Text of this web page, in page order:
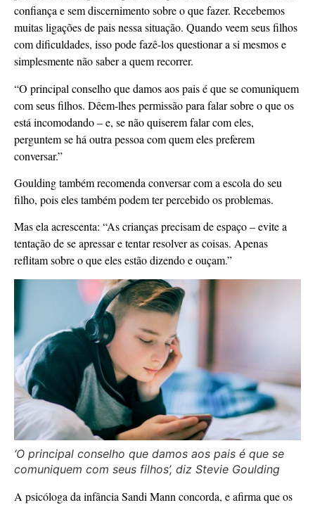
confiança e sem discernimento sobre o que fazer. Recebemos
muitas ligações de pais nessa situação. Quando veem seus filhos
com dificuldades, isso pode fazê-los questionar a si mesmos e
simplesmente não saber a quem recorrer.
“O principal conselho que damos aos pais é que se comuniquem
com seus filhos. Dêem-lhes permissão para falar sobre o que os
está incomodando – e, se não quiserem falar com eles,
perguntem se há outra pessoa com quem eles preferem
conversar.”
Goulding também recomenda conversar com a escola do seu
filho, pois eles também podem ter percebido os problemas.
Mas ela acrescenta: “As crianças precisam de espaço – evite a
tentação de se apressar e tentar resolver as coisas. Apenas
reflitam sobre o que eles estão dizendo e ouçam.”
‘O principal conselho que damos aos pais é que se
comuniquem com seus filhos’, diz Stevie Goulding
A psicóloga da infância Sandi Mann concorda, e afirma que os